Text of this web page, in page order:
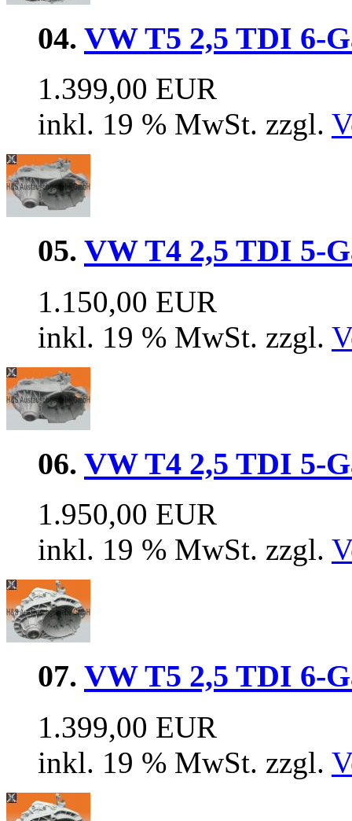
04. VW T5 2,5 TDI 6-
1.399,00 EUR
inkl. 19 % MwSt. zzgl.
05. VW T4 2,5 TDI 5-
1.150,00 EUR
inkl. 19 % MwSt. zzgl.
06. VW T4 2,5 TDI 5-
1.950,00 EUR
inkl. 19 % MwSt. zzgl.
07. VW T5 2,5 TDI 6-
1.399,00 EUR
inkl. 19 % MwSt. zzgl.